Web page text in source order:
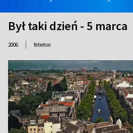
Był taki dzień - 5 marca
2006 | felieton